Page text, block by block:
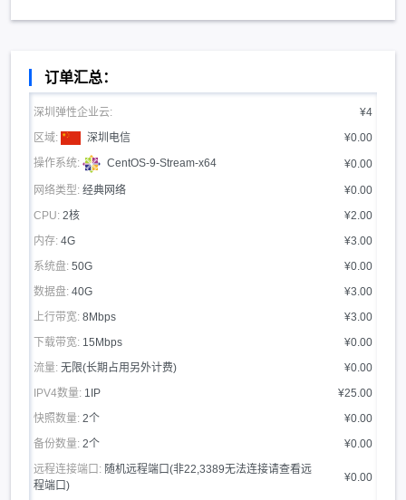
订单汇总：
深圳弹性企业云:
¥4
区域:
深圳电信 ¥0.00
操作系统: CentOS-9-Stream-x64 ¥0.00
网络类型: 经典网络
¥0.00
CPU: 2核
¥2.00
内存: 4G
¥3.00
系统盘: 50G
¥0.00
数据盘: 40G
¥3.00
上行带宽: 8Mbps
¥3.00
下载带宽: 15Mbps
¥0.00
流量: 无限(长期占用另外计费)
¥0.00
IPV4数量: 1IP
¥25.00
快照数量: 2个
¥0.00
备份数量: 2个
¥0.00
远程连接端口: 随机远程端口(非22,3389无法连接请查看远
程端口)
¥0.00